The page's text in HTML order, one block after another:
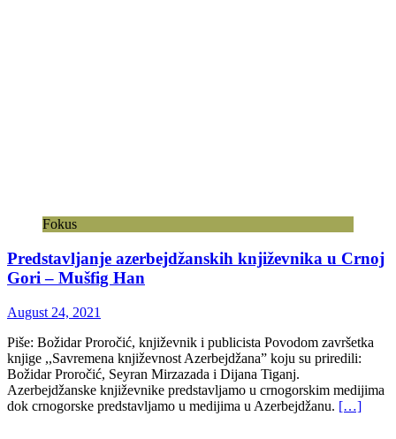
Fokus
Predstavljanje azerbejdžanskih književnika u Crnoj
Gori – Mušfig Han
August 24, 2021
Piše: Božidar Proročić, književnik i publicista Povodom završetka
knjige ,,Savremena književnost Azerbejdžana” koju su priredili:
Božidar Proročić, Seyran Mirzazada i Dijana Tiganj.
Azerbejdžanske književnike predstavljamo u crnogorskim medijima
dok crnogorske predstavljamo u medijima u Azerbejdžanu. […]